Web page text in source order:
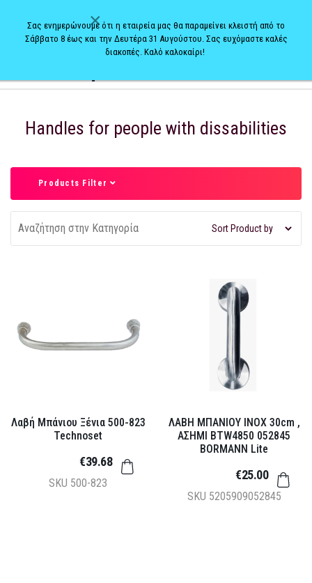
Handles for people with dissabilities
Products Filter
Λαβή Μπάνιου Ξένια 500-823
Technoset
SKU 500-823
€39.68
ΛΑΒΗ ΜΠΑΝΙΟΥ INOX 30cm ,
ΑΣΗΜΙ BTW4850 052845
BORMANN Lite
SKU 5205909052845
€25.00
×
Σας ενημερώνουμε ότι η εταιρεία μας θα παραμείνει κλειστή από το
Σάββατο 8 έως και την Δευτέρα 31 Αυγούστου. Σας ευχόμαστε καλές
διακοπές. Καλό καλοκαίρι!